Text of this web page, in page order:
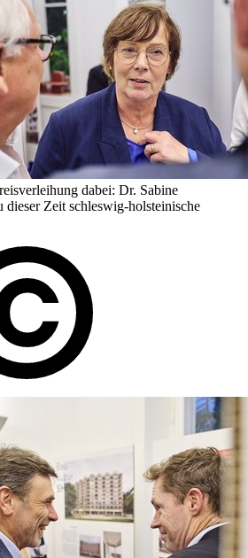
dabei: Dr. Sabine
dieser Zeit schleswig-holsteinische